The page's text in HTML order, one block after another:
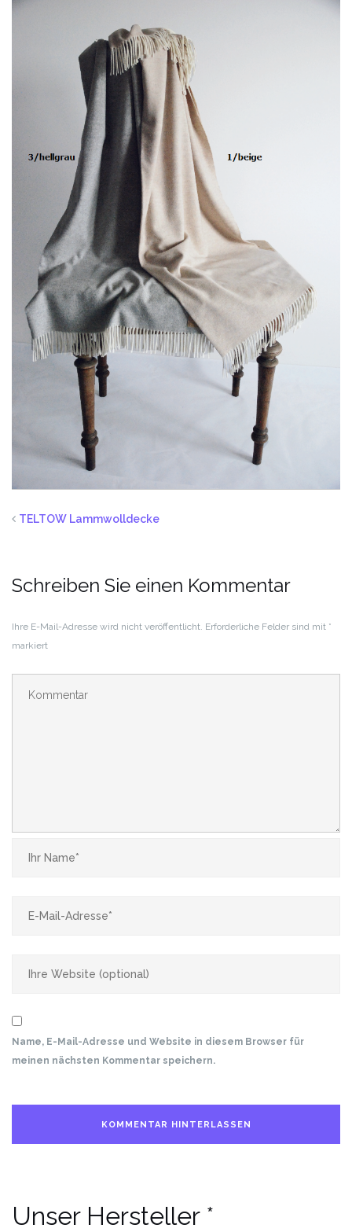
TELTOW Lammwolldecke
Schreiben Sie einen Kommentar
Ihre E-Mail-Adresse wird nicht veröffentlicht. Erforderliche Felder sind mit *
markiert
Name, E-Mail-Adresse und Website in diesem Browser für
meinen nächsten Kommentar speichern.
Unser Hersteller *